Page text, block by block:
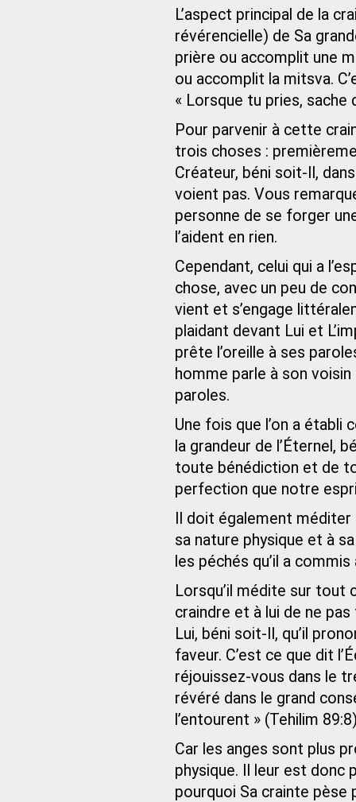
L’aspect principal de la
révérencielle) de Sa
prière ou accomplit une
ou accomplit la mitsva.
« Lorsque tu pries, sache
Pour parvenir à cette
trois choses :
Créateur, béni soit-Il,
voient pas. Vous
personne de se forger
l’aident en rien.
Cependant, celui qui a
chose, avec un peu de
vient et s’engage
plaidant devant Lui et
prête l’oreille à ses
homme parle à son
paroles.
Une fois que l’on a établi
la grandeur de l’Éternel,
toute bénédiction et de
perfection que notre
Il doit également
sa nature physique et à
les péchés qu’il a
Lorsqu’il médite sur tout
craindre et à lui de ne
Lui, béni soit-Il, qu’il
faveur. C’est ce que dit
réjouissez-vous dans le
révéré dans le grand
l’entourent » (Tehilim
Car les anges sont plus
physique. Il leur est donc
pourquoi Sa crainte pèse